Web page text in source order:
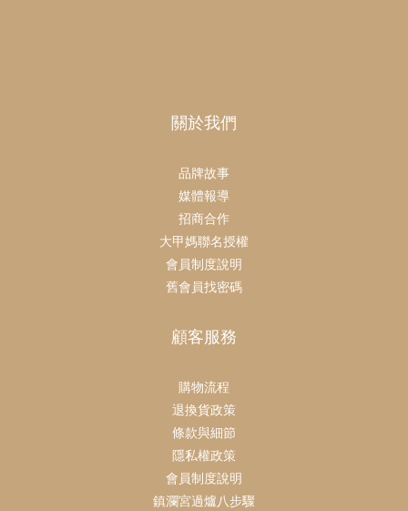
關於我們
品牌故事
媒體報導
招商合作
大甲媽聯名授權
會員制度說明
舊會員找密碼
顧客服務
購物流程
退換貨政策
條款與細節
隱私權政策
會員制度說明
鎮瀾宮過爐八步驟